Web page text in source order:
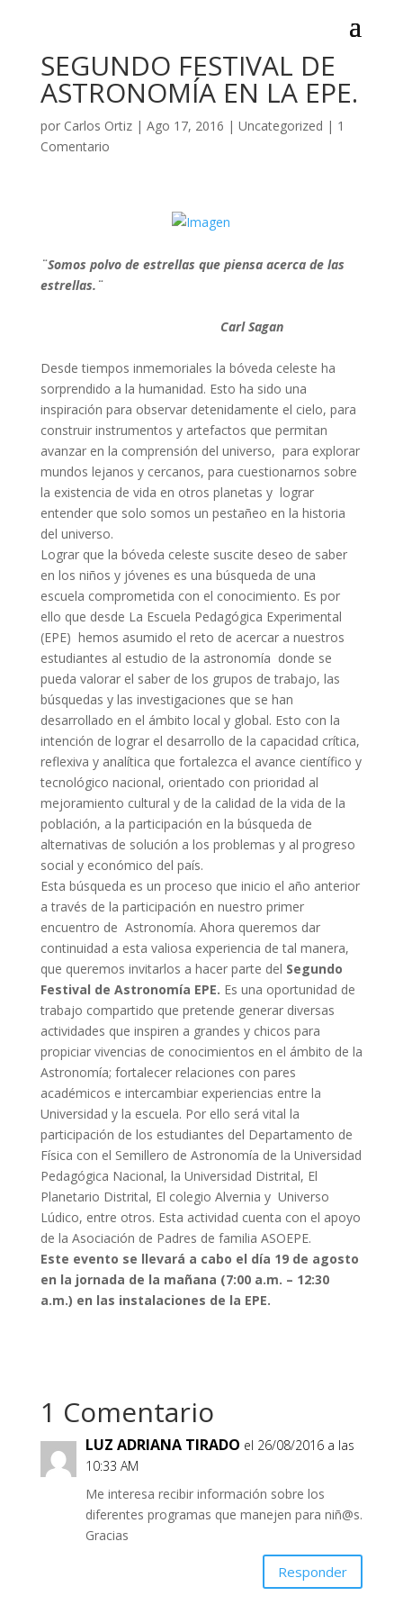
SEGUNDO FESTIVAL DE
ASTRONOMÍA EN LA EPE.
por Carlos Ortiz| Ago 17, 2016 | Uncategorized | 1
Comentario
¨Somos polvo de estrellas que piensa acerca de las
estrellas. ¨
Carl Sagan
Desde tiempos inmemoriales la bóveda celeste ha
sorprendido a la humanidad. Esto ha sido una
inspiración para observar detenidamente el cielo, para
construir instrumentos y artefactos que permitan
avanzar en la comprensión del universo, para explorar
mundos lejanos y cercanos, para cuestionarnos sobre
la existencia de vida en otros planetas y lograr
entender que solo somos un pestañeo en la historia
del universo.
Lograr que la bóveda celeste suscite deseo de saber
en los niños y jóvenes es una búsqueda de una
escuela comprometida con el conocimiento. Es por
ello que desde La Escuela Pedagógica Experimental
(EPE) hemos asumido el reto de acercar a nuestros
estudiantes al estudio de la astronomía donde se
pueda valorar el saber de los grupos de trabajo, las
búsquedas y las investigaciones que se han
desarrollado en el ámbito local y global. Esto con la
intención de lograr el desarrollo de la capacidad crítica,
reflexiva y analítica que fortalezca el avance científico y
tecnológico nacional, orientado con prioridad al
mejoramiento cultural y de la calidad de la vida de la
población, a la participación en la búsqueda de
alternativas de solución a los problemas y al progreso
social y económico del país.
Esta búsqueda es un proceso que inicio el año anterior
a través de la participación en nuestro primer
encuentro de Astronomía. Ahora queremos dar
continuidad a esta valiosa experiencia de tal manera,
que queremos invitarlos a hacer parte del Segundo
Festival de Astronomía EPE. Es una oportunidad de
trabajo compartido que pretende generar diversas
actividades que inspiren a grandes y chicos para
propiciar vivencias de conocimientos en el ámbito de la
Astronomía; fortalecer relaciones con pares
académicos e intercambiar experiencias entre la
Universidad y la escuela. Por ello será vital la
participación de los estudiantes del Departamento de
Física con el Semillero de Astronomía de la Universidad
Pedagógica Nacional, la Universidad Distrital, El
Planetario Distrital, El colegio Alvernia y Universo
Lúdico, entre otros. Esta actividad cuenta con el apoyo
de la Asociación de Padres de familia ASOEPE.
Este evento se llevará a cabo el día 19 de agosto
en la jornada de la mañana (7:00 a.m. – 12:30
a.m.) en las instalaciones de la EPE.
1 Comentario
LUZ ADRIANA TIRADO el 26/08/2016 a las
10:33 AM
Me interesa recibir información sobre los
diferentes programas que manejen para niñ@s.
Gracias
Responder